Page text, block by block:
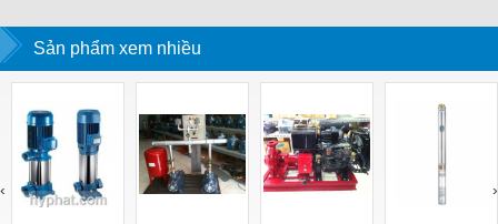
Sản phẩm xem nhiều
‹ ›